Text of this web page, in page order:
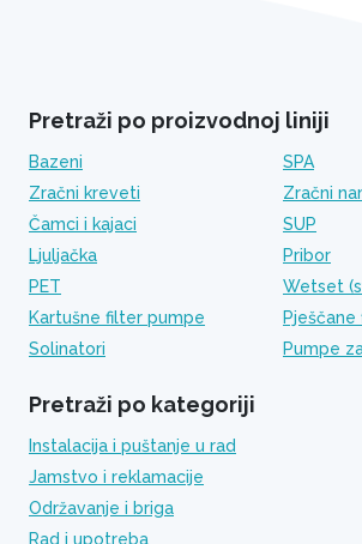
Pretraži po proizvodnoj liniji
Bazeni
SPA
Zračni kreveti
Zračni
Čamci i kajaci
SUP
Ljuljačka
Pribor
PET
Wetset
Kartušne filter pumpe
Solinatori
Pumpe
Pretraži po kategoriji
Instalacija i puštanje u rad
Jamstvo i reklamacije
Održavanje i briga
Rad i upotreba